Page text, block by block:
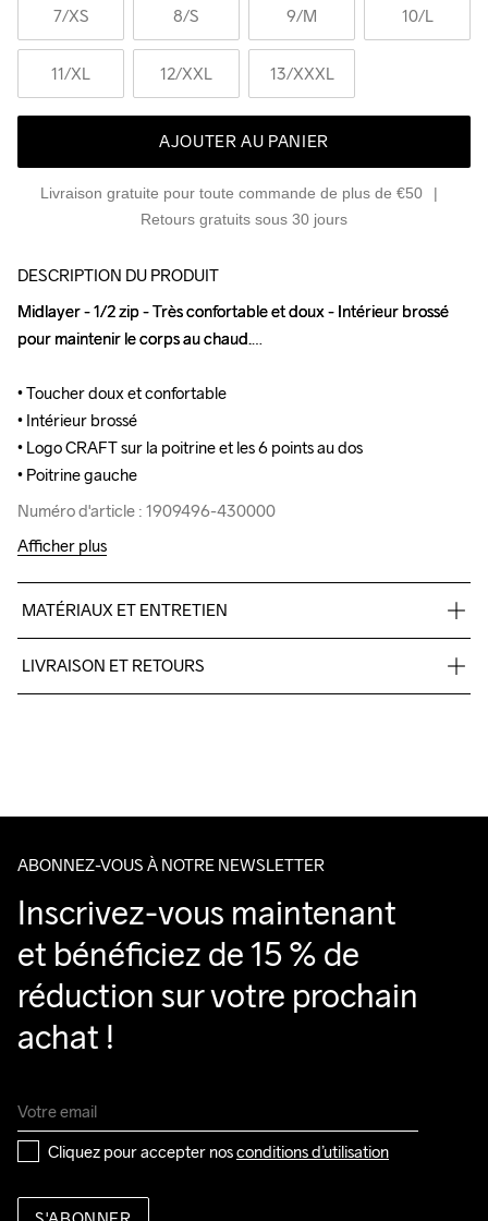
7/XS 8/S 9/M 10/L
11/XL 12/XXL 13/XXXL
AJOUTER AU PANIER
Livraison gratuite pour toute commande de plus de €50
Retours gratuits sous 30 jours
DESCRIPTION DU PRODUIT
Midlayer - 1/2 zip - Très confortable et doux - Intérieur brossé
pour maintenir le corps au chaud.
• Toucher doux et confortable
• Intérieur brossé
• Logo CRAFT sur la poitrine et les 6 points au dos
• Poitrine gauche
Numéro d'article : 1909496-430000
Midlayer - 1/2 zip - Très confortable et doux - Intérieur brossé
pour maintenir le corps au chaud.
• Toucher doux et confortable
• Intérieur brossé
• Logo CRAFT sur la poitrine et les 6 points au dos
• Poitrine gauche
Numéro d'article : 1909496-430000
Afficher plus
MATÉRIAUX ET ENTRETIEN
LIVRAISON ET RETOURS
ABONNEZ-VOUS À NOTRE NEWSLETTER
Inscrivez-vous maintenant
et bénéficiez de 15 % de
réduction sur votre prochain
achat !
Cliquez pour accepter nos conditions d’utilisation